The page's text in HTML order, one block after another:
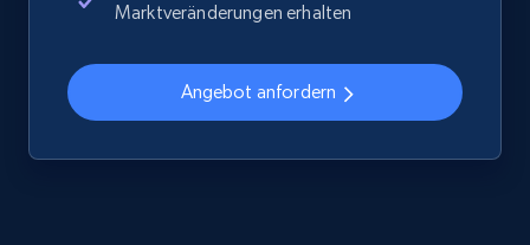
Marktveränderungen erhalten
Angebot anfordern